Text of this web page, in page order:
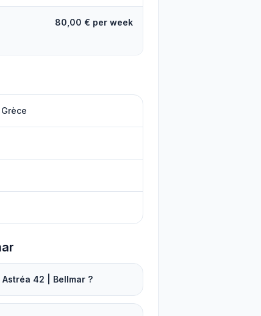
80,00 € per week
42 | Bellmar ?